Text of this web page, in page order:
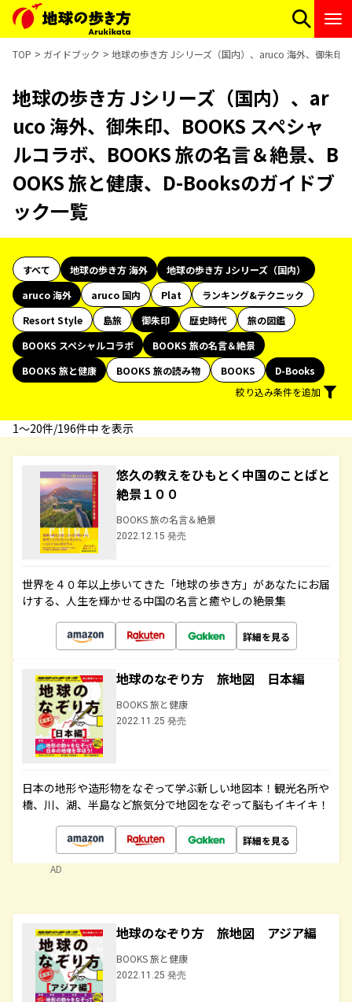
TOP ガイドブック 地球の歩き方 Jシリーズ（国内）、aruco 海外、御朱印
地球の歩き方 Jシリーズ（国内）、ar
uco 海外、御朱印、BOOKS スペシャ
ルコラボ、BOOKS 旅の名言＆絶景、B
OOKS 旅と健康、D-Booksのガイドブ
ック一覧
すべて 地球の歩き方 海外
地球の歩き方 Jシリーズ（国内）
aruco 海外
aruco 国内 Plat
ランキング&テクニック
Resort Style
島旅 御朱印 歴史時代
旅の図鑑
BOOKS スペシャルコラボ
BOOKS 旅の名言＆絶景
BOOKS 旅と健康
BOOKS 旅の読み物 BOOKS
D-Books
絞り込み条件を追加
1〜20件/196件中 を表示
悠久の教えをひもとく中国のことばと
絶景１００
BOOKS 旅の名言＆絶景
2022.12.15 発売
世界を４０年以上歩いてきた「地球の歩き方」があなたにお届
けする、人生を輝かせる中国の名言と癒やしの絶景集
詳細を見る
地球のなぞり方 旅地図 日本編
BOOKS 旅と健康
2022.11.25 発売
日本の地形や造形物をなぞって学ぶ新しい地図本！観光名所や
橋、川、湖、半島など旅気分で地図をなぞって脳もイキイキ！
詳細を見る
AD
地球のなぞり方 旅地図 アジア編
BOOKS 旅と健康
2022.11.25 発売